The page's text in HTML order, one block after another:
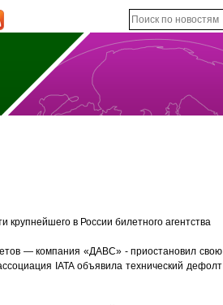
в России билетного агентства
— компания «ДАВС» - приостановил свою
IATA объявила технический дефолт